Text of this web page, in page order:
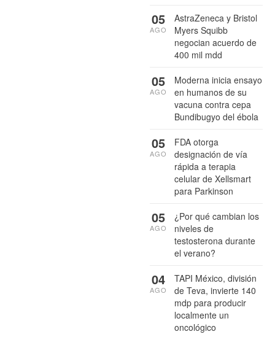
AstraZeneca y Bristol
Myers Squibb
negocian acuerdo de
400 mil mdd
05
AGO
Moderna inicia ensayo
en humanos de su
vacuna contra cepa
Bundibugyo del ébola
05
AGO
FDA otorga
designación de vía
rápida a terapia
celular de Xellsmart
para Parkinson
05
AGO
¿Por qué cambian los
niveles de
testosterona durante
el verano?
05
AGO
TAPI México, división
de Teva, invierte 140
mdp para producir
localmente un
oncológico
04
AGO